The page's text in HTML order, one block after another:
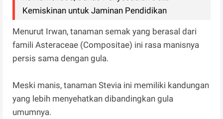
Kemiskinan untuk Jaminan Pendidikan
Menurut Irwan, tanaman semak yang berasal dari
famili Asteraceae (Compositae) ini rasa manisnya
persis sama dengan gula.
Meski manis, tanaman Stevia ini memiliki kandungan
yang lebih menyehatkan dibandingkan gula
umumnya.